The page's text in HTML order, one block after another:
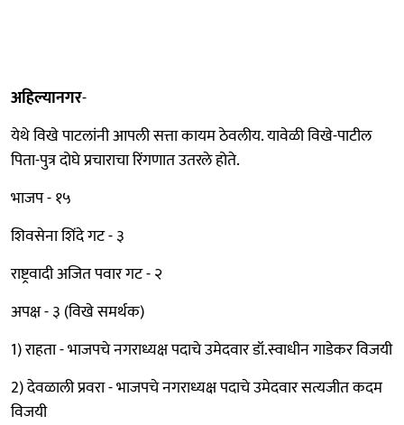
अहिल्यानगर-
येथे विखे पाटलांनी आपली सत्ता कायम ठेवलीय. यावेळी विखे-पाटील
पिता-पुत्र दोघे प्रचाराचा रिंगणात उतरले होते.
भाजप - १५
शिवसेना शिंदे गट - ३
राष्ट्रवादी अजित पवार गट - २
अपक्ष - ३ (विखे समर्थक)
1) राहता - भाजपचे नगराध्यक्ष पदाचे उमेदवार डॉ.स्वाधीन गाडेकर विजयी
2) देवळाली प्रवरा - भाजपचे नगराध्यक्ष पदाचे उमेदवार सत्यजीत कदम
विजयी